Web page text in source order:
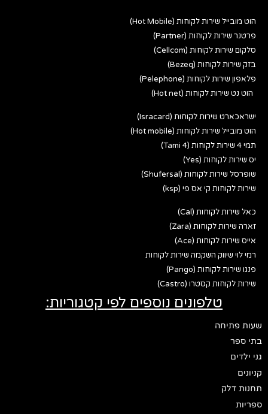
הוט מובייל שירות לקוחות (Hot Mobile)
פרטנר שירות לקוחות (Partner)
סלקום שירות לקוחות (Cellcom)
בזק שירות לקוחות (Bezeq)
פלאפון שירות לקוחות (Pelephone)
הוט נט שירות לקוחות (Hot net)
ישראכארט שירות לקוחות (Isracard)
הוט מובייל שירות לקוחות (Hot mobile)
תמי 4 שירות לקוחות (Tami 4)
יס שירות לקוחות (Yes)
שופרסל שירות לקוחות (Shufersal)
שירות לקוחות קי אס פי (ksp)
כאל שירות לקוחות (Cal)
זארה שירות לקוחות (Zara)
אייס שירות לקוחות (Ace)
רמי לוי שיווק השקמה שירות לקוחות
פנגו שירות לקוחות (Pango)
שירות לקוחות קסטרו (Castro)
טלפונים נוספים לפי קטגוריות:
שעות פתיחה
בתי ספר
גני ילדים
קניונים
תחנות דלק
ספריות